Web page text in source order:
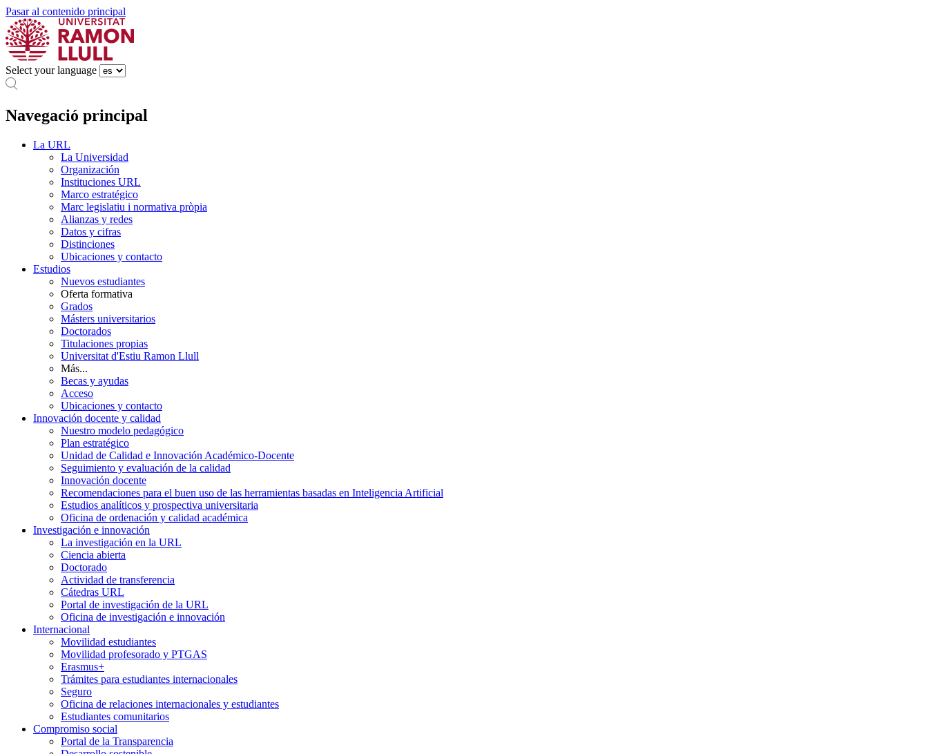
Pasar al contenido principal
Select your language
Navegació principal
La URL
La Universidad
Organización
Instituciones URL
Marco estratégico
Marc legislatiu i normativa pròpia
Alianzas y redes
Datos y cifras
Distinciones
Ubicaciones y contacto
Estudios
Nuevos estudiantes
Oferta formativa
Grados
Másters universitarios
Doctorados
Titulaciones propias
Universitat d'Estiu Ramon Llull
Más...
Becas y ayudas
Acceso
Ubicaciones y contacto
Innovación docente y calidad
Nuestro modelo pedagógico
Plan estratégico
Unidad de Calidad e Innovación Académico-Docente
Seguimiento y evaluación de la calidad
Innovación docente
Recomendaciones para el buen uso de las herramientas basadas en Inteligencia Artificial
Estudios analíticos y prospectiva universitaria
Oficina de ordenación y calidad académica
Investigación e innovación
La investigación en la URL
Ciencia abierta
Doctorado
Actividad de transferencia
Cátedras URL
Portal de investigación de la URL
Oficina de investigación e innovación
Internacional
Movilidad estudiantes
Movilidad profesorado y PTGAS
Erasmus+
Trámites para estudiantes internacionales
Seguro
Oficina de relaciones internacionales y estudiantes
Estudiantes comunitarios
Compromiso social
Portal de la Transparencia